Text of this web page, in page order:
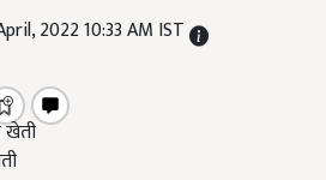
2022 10:33 AM IST